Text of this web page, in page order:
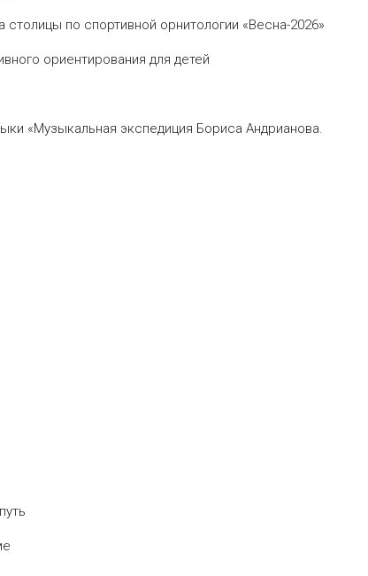
столицы по спортивной орнитологии «Весна-2026»
ориентирования для детей